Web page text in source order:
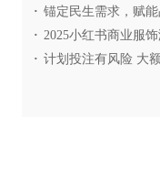
· 锚定民生需求，赋能品
· 2025小红书商业服饰潮
· 计划投注有风险 大额倍